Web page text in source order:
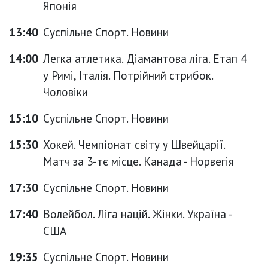
Японія
13:40 Суспільне Спорт. Новини
14:00 Легка атлетика. Діамантова ліга. Етап 4
у Римі, Італія. Потрійний стрибок.
Чоловіки
15:10 Суспільне Спорт. Новини
15:30 Хокей. Чемпіонат світу у Швейцарії.
Матч за 3-тє місце. Канада - Норвегія
17:30 Суспільне Спорт. Новини
17:40 Волейбол. Ліга націй. Жінки. Україна -
США
19:35 Суспільне Спорт. Новини